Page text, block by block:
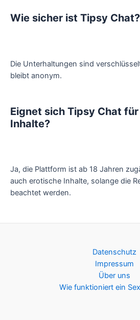
Wie sicher ist Tipsy Chat?
Die Unterhaltungen sind
bleibt anonym.
Eignet sich Tipsy Chat
Inhalte?
Ja, die Plattform ist ab 18 Jahren
auch erotische Inhalte, solange die
beachtet werden.
Datenschutz
Impressum
Über uns
Wie funktioniert ein